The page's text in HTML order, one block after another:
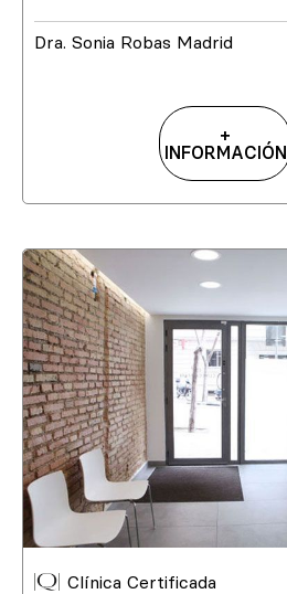
Dra. Sonia Robas Madrid
+
INFORMACIÓN
Clínica Certificada